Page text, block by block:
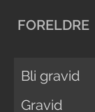
FORELDRE
Bli gravid
Gravid